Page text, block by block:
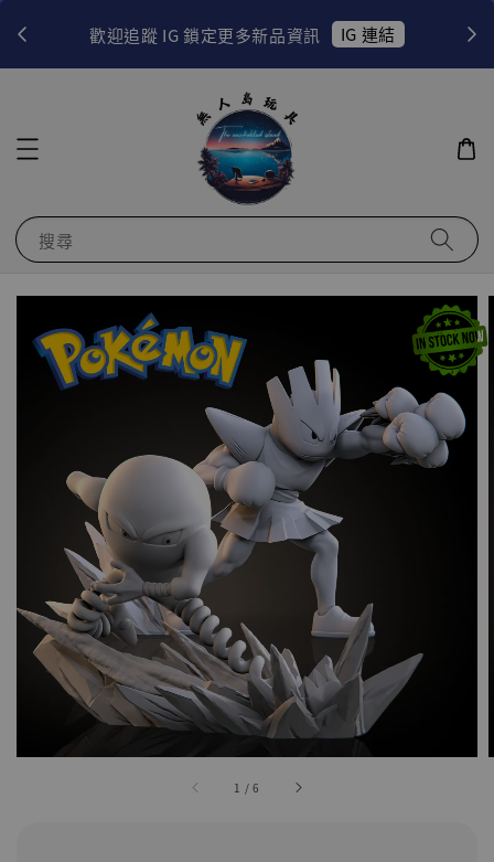
歡迎追蹤 IG 鎖定更多新品資訊 IG 連結
搜尋
1 /6